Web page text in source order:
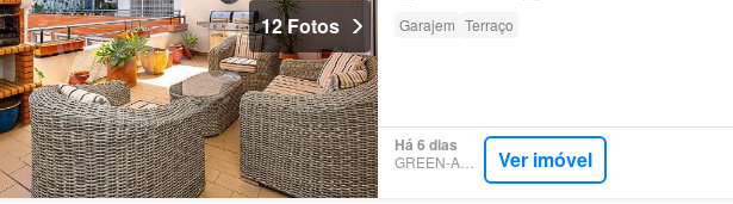
12 Fotos
Garajem Terraço
Há 6 dias
GREEN-ACRES Ver imóvel